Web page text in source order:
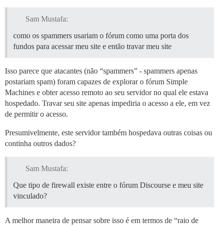
Sam Mustafa:
como os spammers usariam o fórum como uma porta dos
fundos para acessar meu site e então travar meu site
Isso parece que atacantes (não “spammers” - spammers apenas
postariam spam) foram capazes de explorar o fórum Simple
Machines e obter acesso remoto ao seu servidor no qual ele estava
hospedado. Travar seu site apenas impediria o acesso a ele, em vez
de permitir o acesso.
Presumivelmente, este servidor também hospedava outras coisas ou
continha outros dados?
Sam Mustafa:
Que tipo de firewall existe entre o fórum Discourse e meu site
vinculado?
A melhor maneira de pensar sobre isso é em termos de “raio de